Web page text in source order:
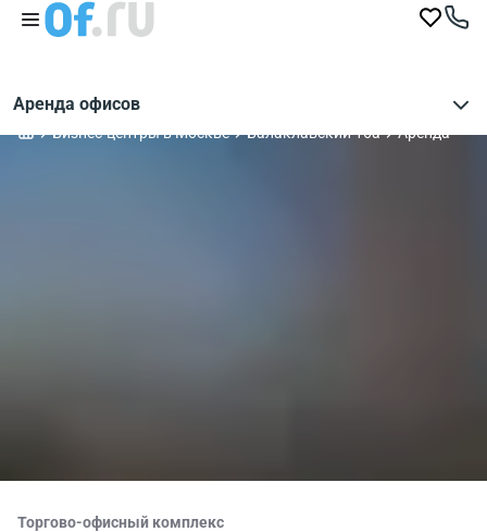
Аренда офисов
Бизнес-центры в Москве Балаклавский 16а Аренда
Торгово-офисный комплекс